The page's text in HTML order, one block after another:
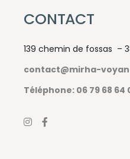
CONTACT
139 chemin de fossas –
contact@mirha-
Téléphone: 06 79 68 64